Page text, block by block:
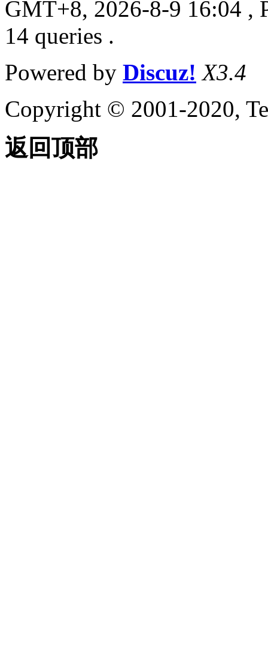
GMT+8, 2026-8-9 16:04 ,
14 queries .
Powered by Discuz! X3.4
Copyright © 2001-2020,
返回顶部